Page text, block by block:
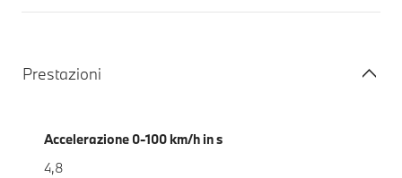
Prestazioni
Accelerazione 0-100 km/h in s
4,8